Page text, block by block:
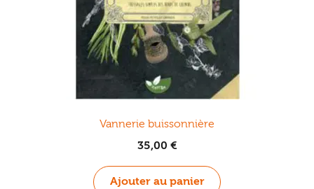
Vannerie buissonnière
35,00 €
Ajouter au panier